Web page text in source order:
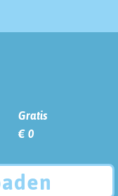
Gratis
€ 0